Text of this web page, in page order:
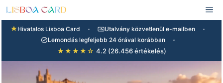
Ugrás
a
tartalomra
Hivatalos Lisboa Card
Utalvány közvetlenül e-mailben
Lemondás legfeljebb 24 órával korábban
★ ★ ★ ★ ☆ 4.2 26.456 értékelés